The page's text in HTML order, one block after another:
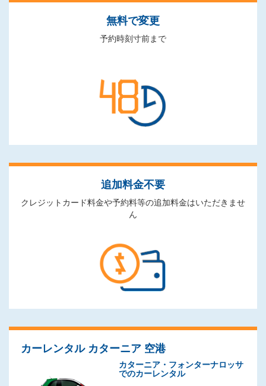
無料で変更
予約時刻寸前まで
追加料金不要
クレジットカード料金や予約料等の追加料金はいただきませ
ん
カーレンタル カターニア 空港
カターニア・フォンターナロッサ
でのカーレンタル